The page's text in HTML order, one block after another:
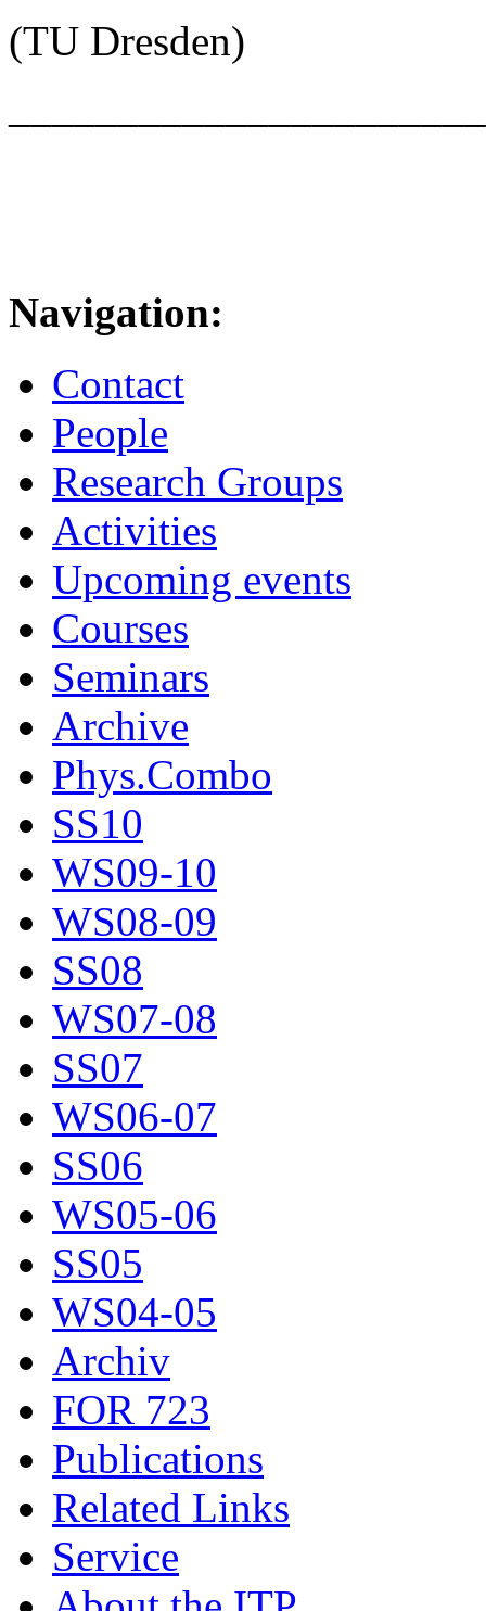
(TU Dresden)
Navigation:
Contact
People
Research Groups
Activities
Upcoming events
Courses
Seminars
Archive
Phys.Combo
SS10
WS09-10
WS08-09
SS08
WS07-08
SS07
WS06-07
SS06
WS05-06
SS05
WS04-05
Archiv
FOR 723
Publications
Related Links
Service